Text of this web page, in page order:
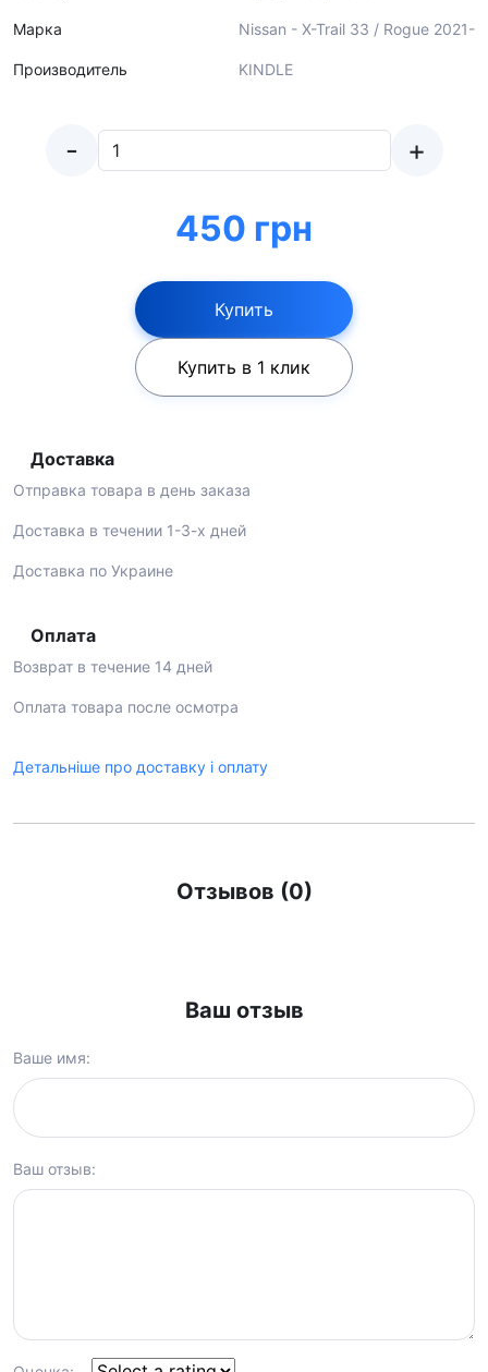
Марка
Производитель
Nissan - X-Trail 33 / Rogue 2021-
KINDLE
- +
450 грн
Купить
Купить в 1 клик
Доставка
Отправка товара в день заказа
Доставка в течении 1-3-х дней
Доставка по Украине
Оплата
Возврат в течение 14 дней
Оплата товара после осмотра
Детальніше про доставку і оплату
Отзывов (0)
Ваш отзыв
Ваше имя:
Ваш отзыв: